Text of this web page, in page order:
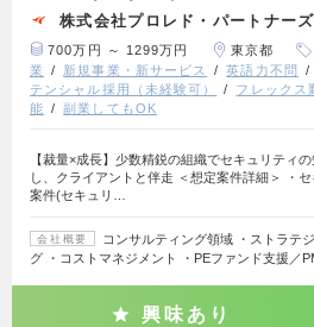
株式会社プロレド・パートナーズ
700万円 ～ 1299万円 東京都
業
新規事業・新サービス 英語力不問
テンシャル採用（未経験可）
フレックス
能
副業してもOK
【裁量×成長】少数精鋭の組織でセキュリティ
し、クライアントと伴走 ＜想定案件詳細＞ ・セ
案件(セキュリ…
会社概要
コンサルティング領域 ・ストラテ
グ ・コストマネジメント ・PEファンド支援／
興味あり